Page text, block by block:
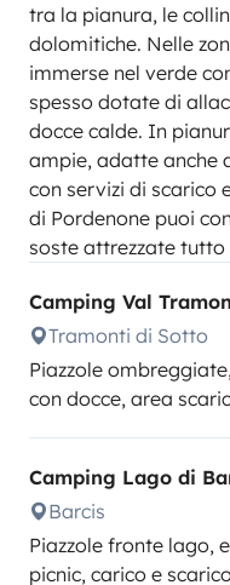
tra la pianura, le
dolomitiche. Nelle
immerse nel verde
spesso dotate di
docce calde. In
ampie, adatte anche
con servizi di scarico
di Pordenone puoi
soste attrezzate tutto
Camping Val
Tramonti di Sotto
Piazzole
con docce, area
Camping Lago di
Barcis
Piazzole fronte lago,
picnic, carico e